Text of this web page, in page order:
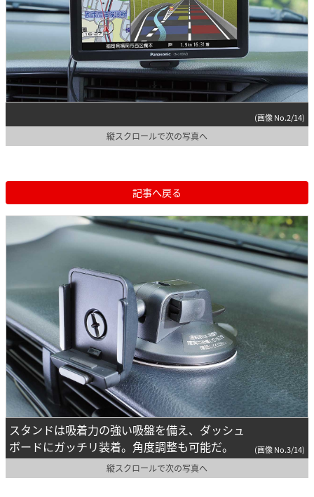
(画像 No.2/14)
縦スクロールで次の写真へ
記事へ戻る
スタンドは吸着力の強い吸盤を備え、ダッシュ
ボードにガッチリ装着。角度調整も可能だ。
(画像 No.3/14)
縦スクロールで次の写真へ